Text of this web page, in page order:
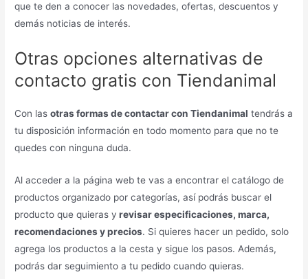
que te den a conocer las novedades, ofertas, descuentos y
demás noticias de interés.
Otras opciones alternativas de
contacto gratis con Tiendanimal
Con lasotras formas de contactar con Tiendanimal tendrás a
tu disposición información en todo momento para que no te
quedes con ninguna duda.
Al acceder a la página web te vas a encontrar el catálogo de
productos organizado por categorías, así podrás buscar el
producto que quieras y revisar especificaciones, marca,
recomendaciones y precios. Si quieres hacer un pedido, solo
agrega los productos a la cesta y sigue los pasos. Además,
podrás dar seguimiento a tu pedido cuando quieras.